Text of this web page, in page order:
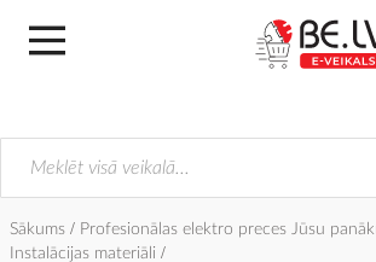
Sākums
Profesionālas elektro preces Jūsu
Instalācijas materiāli